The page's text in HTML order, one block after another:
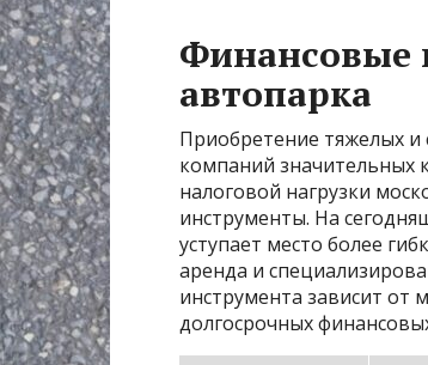
Финансовые
автопарка
Приобретение тяжелых и
компаний значительных
налоговой нагрузки
инструменты. На
уступает место более
аренда и
инструмента зависит от
долгосрочных